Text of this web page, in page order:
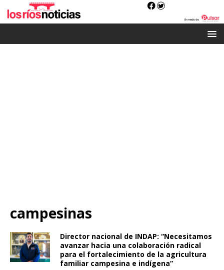
campesinas
Director nacional de INDAP: “Necesitamos
avanzar hacia una colaboración radical
para el fortalecimiento de la agricultura
familiar campesina e indígena”